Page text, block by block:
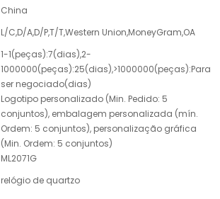
China
L/C,D/A,D/P,T/T,Western Union,MoneyGram,OA
1-1(peças):7(dias),2-
1000000(peças):25(dias),>1000000(peças):Para
ser negociado(dias)
Logotipo personalizado (Min. Pedido: 5
conjuntos), embalagem personalizada (mín.
Ordem: 5 conjuntos), personalização gráfica
(Min. Ordem: 5 conjuntos)
ML2071G
relógio de quartzo